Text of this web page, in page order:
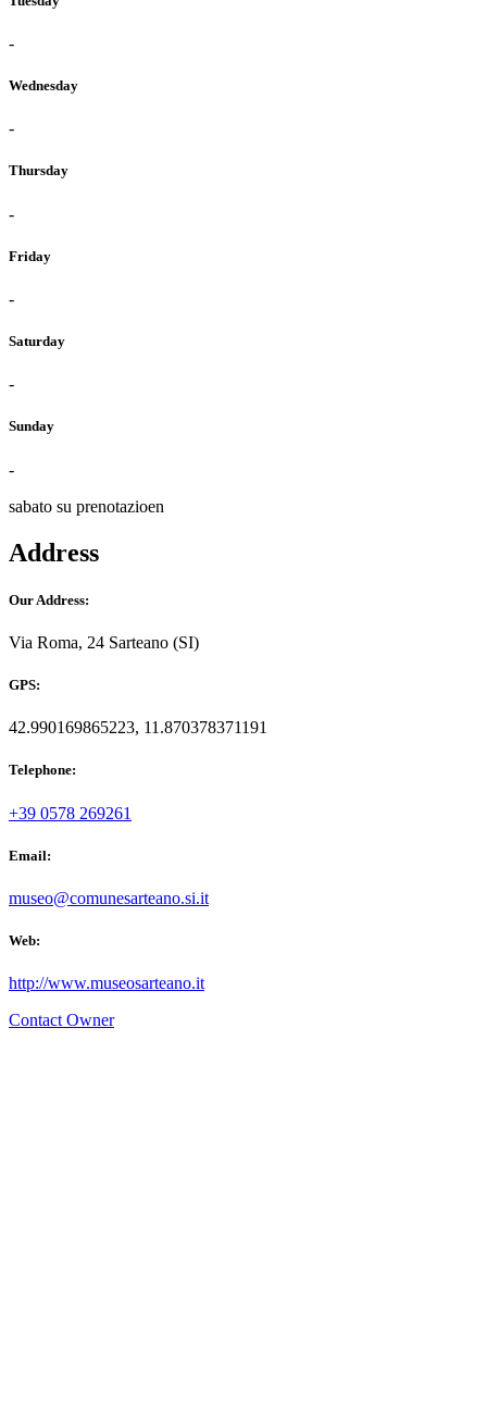
-
Wednesday
-
Thursday
-
Friday
-
Saturday
-
Sunday
-
sabato su prenotazioen
Address
Our Address:
Via Roma, 24 Sarteano (SI)
GPS:
42.990169865223, 11.870378371191
Telephone:
+39 0578 269261
Email:
museo@comunesarteano.si.it
Web:
http://www.museosarteano.it
Contact Owner